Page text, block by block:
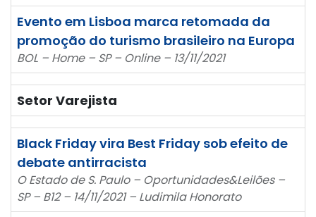
Evento em Lisboa marca retomada da
promoção do turismo brasileiro na Europa
BOL – Home – SP – Online – 13/11/2021
Setor Varejista
Black Friday vira Best Friday sob efeito de
debate antirracista
O Estado de S. Paulo – Oportunidades&Leilões –
SP – B12 – 14/11/2021 – Ludimila Honorato